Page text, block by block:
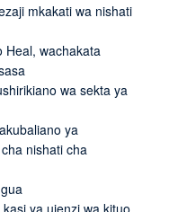
mkakati wa nishati
Heal, wachakata
wa sekta ya
ya
nishati cha
ya ujenzi wa kituo